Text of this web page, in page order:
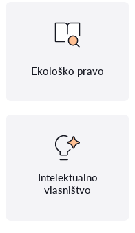
Ekološko pravo
Intelektualno
vlasništvo